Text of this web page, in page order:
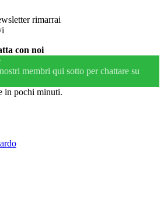
rimarrai
con noi
membri qui sotto per chattare su
in pochi minuti.